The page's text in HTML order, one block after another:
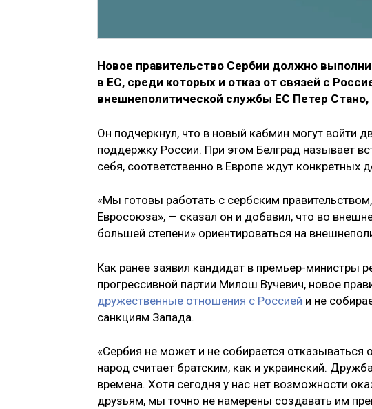
Новое правительство Сербии должно
в ЕС, среди которых и отказ от связей с
внешнеполитической службы ЕС Петер
Он подчеркнул, что в новый кабмин могут войти
поддержку России. При этом Белград называет
себя, соответственно в Европе ждут конкретных
«Мы готовы работать с сербским
Евросоюза», — сказал он и добавил, что во
большей степени» ориентироваться на
Как ранее заявил кандидат в премьер-министры
прогрессивной партии Милош Вучевич, новое
дружественные отношения с Россией и не
санкциям Запада.
«Сербия не может и не собирается
народ считает братским, как и украинский.
времена. Хотя сегодня у нас нет возможности
друзьям, мы точно не намерены создавать им